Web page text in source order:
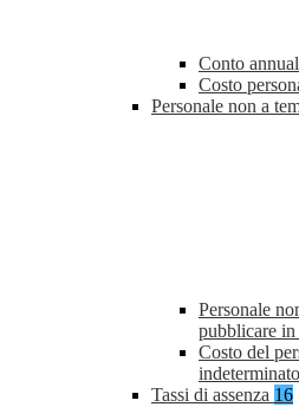
Conto
Costo
Personale non a
Personale
pubblicare in
Costo del
Tassi di assenza 16